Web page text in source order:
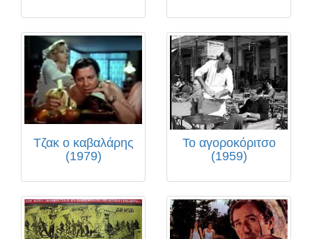
Τζακ ο καβαλάρης
(1979)
Το αγοροκόριτσο
(1959)